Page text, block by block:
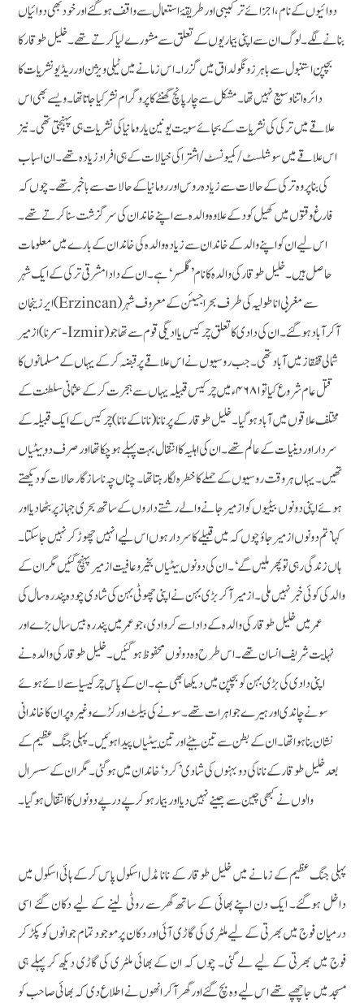
دوائیوں کے نام، اجزائے ترکیبی اور طریقۂ استعمال سے واقف ہوگئے اور خود بھی دوائیاں
بنانے لگے ۔ لوگ ان سے اپنی بیماریوں کے تعلق سے مشورے لیا کرتے تھے۔ خلیل طوقار کا
بچپن استنبول سے باہر زونگو لداق میں گزرا۔ اس زمانے میں ٹیلی ویژن اور ریڈیو نشریات کا
دائرہ اتنا وسیع نہیں تھا۔ مشکل سے چار پانچ گھنٹے کا پروگرام نشر کیا جاتاتھا۔ ویسے بھی اس
علاقے میں ترکی کی نشریات کے بجائے سویت یونین یا رومانیا کی نشریات ہی پہنچتی تھی۔ نیز
اس علاقے میں سوشلسٹ/ کمیونسٹ/ اشتراکی خیالات کے ہی افراد زیادہ تھے۔ ان اسباب
کی بنا پر وہ ترکی کے حالات سے زیادہ روس اور رومانیا کے حالات سے باخبر تھے۔ چوں کہ
فارغ وقتوں میں کھیل کود کے علاوہ والدہ سے اپنے خاندان کی سرگزشت سنا کرتے تھے۔
اس لیے ان کو اپنے والد کے خاندان سے زیادہ والدہ کی خاندان کے بارے میں معلومات
حاصل ہیں۔ خلیل طوقار کی والدہ کا نام ’گلمسر‘ہے۔ ان کے دادا مشرقی ترکی کے ایک شہر
ایرزینجان (Erzincan)سے مغربی اناطولیہ کی طرف بحر اجیئن کے معروف شہر
ازمیر(سمرنا- Izmir) آکر آباد ہوگئے۔ان کی دادی کا تعلق چرکیس یا ادیگی قوم سے تھا جو
شمالی قفقاز میں آبادتھی۔ جب روسیوں نے اس علاقے پر قبضہ کرکے یہاں کے مسلمانوں کا
قتل عام شروع کیا تو ۴۶۸۱ء میں چرکیس قبیلہ یہاں سے ہجرت کرکے عثمانی سلطنت کے
مختلف علاقوں میں آباد ہوگیا۔ خلیل طوقار کے پرنانا (ناناکے نانا) چرکیس کے ایک قبیلہ کے
سردار اور دینیات کے عالم تھے۔ ان کی اہلیہ کا انتقال بہت پہلے ہوچکا تھااور صرف دو بیٹیاں
تھیں۔ یہاں ہر وقت روسیوں کے حملے کا خطرہ لگارہتاتھا۔ چناں چہ ناسازگار حالات کو دیکھتے
ہوئے اپنی دونوں بیٹیوں کو ازمیر جانے والے رشتے داروں کے ساتھ بحری جہاز پر بٹھادیا اور
کہا ’تم دونوں ازمیر جاؤ چوں کہ میں قبیلے کا سردار ہوں اس لیے انہیں چھوڑ کر نہیں جا سکتا۔
ہاں زندگی رہی تو پھر ملیں گے‘۔ ان کی دونوں بیٹیاں بخیر و عافیت ازمیر پہنچ گئیں مگر ان کے
والد کی کوئی خبر نہیں ملی۔ ازمیرآکر بڑی بہن نے اپنی چھوٹی بہن کی شادی چودہ پندرہ سال کی
عمر میں خلیل طوقار کی والدہ کے دادا سے کروادی، جو عمر میں پندرہ بیس سال بڑے اور
نہایت شریف انسان تھے۔ اس طرح وہ دونوں محفوظ ہوگئیں۔ خلیل طوقار کی والدہ نے
اپنی دادی کی بڑی بہن کو بچپن میں دیکھابھی ہے۔ ان کے پاس چرکیسیا سے لائے ہوئے
سونے چاندی اور ہیرے جواہرات تھے۔ سونے کی بیلٹ اور کڑے وغیرہ پر ان کا خاندانی
نشان بنا ہوا تھا۔ ان کے بطن سے تین بیٹے اور تین بیٹیاں پیدا ہوئیں۔ پہلی جنگ عظیم کے
بعد خلیل طوقار کے نانا کی دوبہنوں کی شادی ’کرد‘ خاندان میں ہوگئی۔ مگر ان کے سسرال
والوں نے کبھی چین سے جینے نہیں دیا اور بیمار ہوکر پے درپے دونوں کا انتقال ہوگیا۔
پہلی جنگ عظیم کے زمانے میں خلیل طوقار کے نانا مڈل اسکول پاس کرکے ہائی اسکول میں
داخل ہوگئے۔ ایک دن اپنے بھائی کے ساتھ گھرسے روٹی لینے کے لیے دکان گئے اسی
درمیان فوج میں بھرتی کے لیے ملٹری کی گاڑی آئی اور دکان پر موجود تمام جوانوں کو پکڑ کر
فوج میں بھرتی کے لیے لے گئی۔ چوں کہ ان کے بھائی ملٹری کی گاڑی دیکھ کر پہلے ہی
مسجدمیں جا چھپے تھے اس لیے وہ بچ گئے اور گھر آکر انھوں نے اطلاع دی کہ بھائی صاحب کو